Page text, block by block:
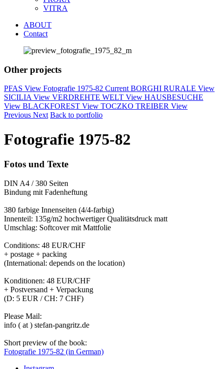
VITRA
ABOUT
Contact
Other projects
PFAS View Fotografie 1975-82 Current BORGHI RURALE View
SICILIA View VERDREHTE WELT View HAUSBESUCHE
View BLACKFOREST View TOCZKO TREIBER View
Previous Next Back to portfolio
Fotografie 1975-82
Fotos und Texte
DIN A4 / 380 Seiten
Bindung mit Fadenheftung
380 farbige Innenseiten (4/4-farbig)
Innenteil: 135g/m2 hochwertiger Qualitätsdruck matt
Umschlag: Softcover mit Mattfolie
Conditions: 48 EUR/CHF
+ postage + packing
(International: depends on the location)
Konditionen: 48 EUR/CHF
+ Postversand + Verpackung
(D: 5 EUR / CH: 7 CHF)
Please Mail:
info ( at ) stefan-pangritz.de
Short preview of the book:
Fotografie 1975-82 (in German)